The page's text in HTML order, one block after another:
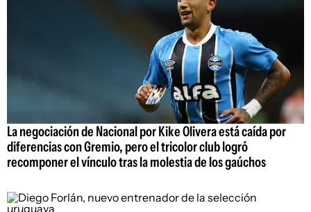
La negociación de Nacional por Kike Olivera está caída por
diferencias con Gremio, pero el tricolor club logró
recomponer el vínculo tras la molestia de los gaúchos